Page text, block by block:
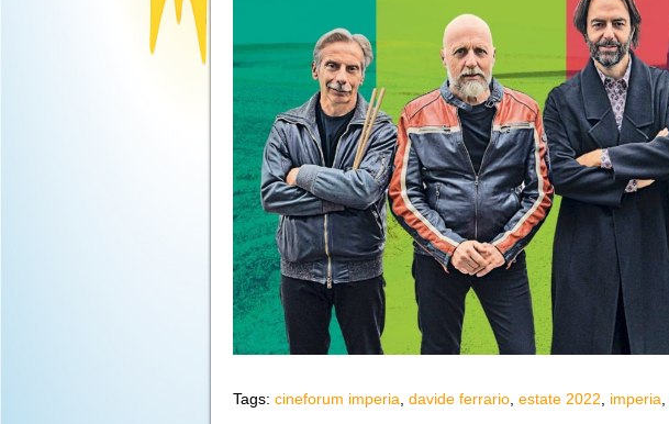
Tags: cineforum imperia davide ferrario estate 2022 imperia